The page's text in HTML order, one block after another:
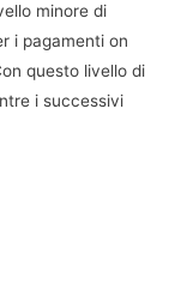
minore di
i pagamenti on
questo livello di
i successivi